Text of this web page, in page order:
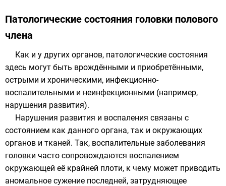
Патологические состояния головки полового
члена
Как и у других органов, патологические состояния
здесь могут быть врождёнными и приобретёнными,
острыми и хроническими, инфекционно-
воспалительными и неинфекционными (например,
нарушения развития).
Нарушения развития и воспаления связаны с
состоянием как данного органа, так и окружающих
органов и тканей. Так, воспалительные заболевания
головки часто сопровождаются воспалением
окружающей её крайней плоти, к чему может приводить
аномальное сужение последней, затрудняющее